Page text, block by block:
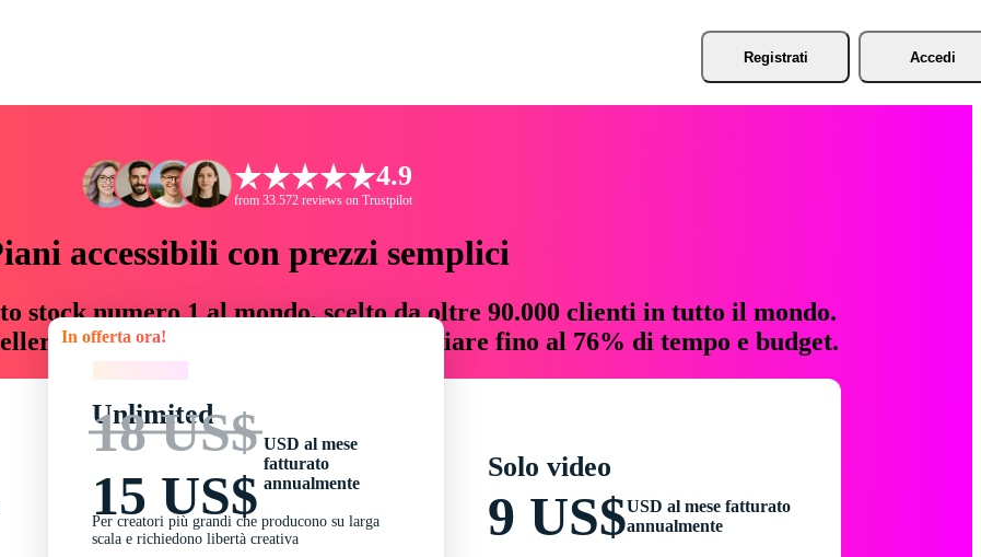
Registrati Accedi
4.9
from 33.572 reviews on Trustpilot
accessibili con prezzi semplici
stock numero 1 al mondo, scelto da oltre 90.000 clienti in tutto il mondo.
risorse creative che fanno risparmiare fino al 76% di tempo e budget.
In offerta ora!
Unlimited
18 US$
15 US$
USD al mese
fatturato
annualmente
Per creatori più grandi che producono su larga
scala e richiedono libertà creativa
Solo video
9 US$USD al mese fatturato
annualmente